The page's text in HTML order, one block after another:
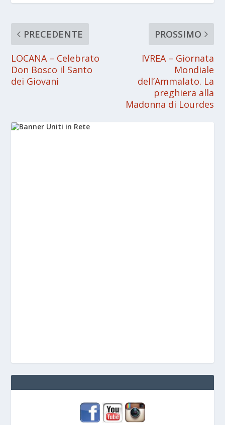
PRECEDENTE
LOCANA – Celebrato
Don Bosco il Santo
dei Giovani
PROSSIMO
IVREA – Giornata
Mondiale
dell’Ammalato. La
preghiera alla
Madonna di Lourdes